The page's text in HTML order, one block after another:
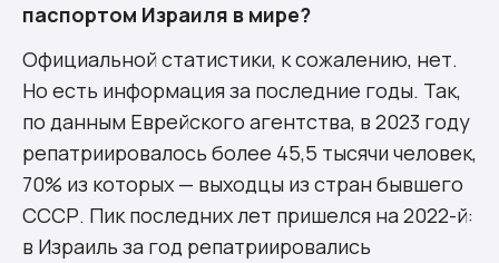
паспортом Израиля в мире?
Официальной статистики, к сожалению, нет.
Но есть информация за последние годы. Так,
по данным Еврейского агентства, в 2023 году
репатриировалось более 45,5 тысячи человек,
70% из которых — выходцы из стран бывшего
СССР. Пик последних лет пришелся на 2022-й:
в Израиль за год репатриировались